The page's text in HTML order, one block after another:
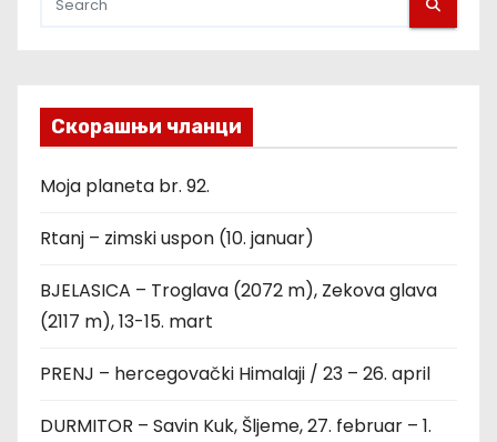
Скорашњи чланци
Moja planeta br. 92.
Rtanj – zimski uspon (10. januar)
BJELASICA – Troglava (2072 m), Zekova glava
(2117 m), 13-15. mart
PRENJ – hercegovački Himalaji / 23 – 26. april
DURMITOR – Savin Kuk, Šljeme, 27. februar – 1.